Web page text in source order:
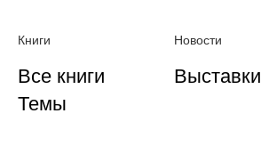
Книги
Все книги
Темы
Новости
Выставки